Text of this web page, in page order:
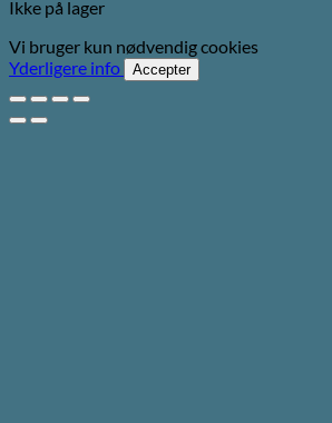
Ikke på lager
Vi bruger kun nødvendig cookies
Yderligere info
Accepter